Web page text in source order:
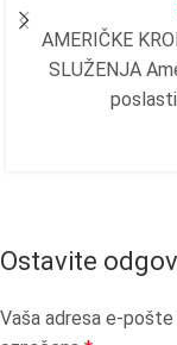
AMERIČKE
SLUŽENJA
Ostavite
Vaša adresa e-